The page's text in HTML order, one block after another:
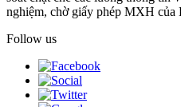
nghiệm, chờ giấy phép MXH
Follow us